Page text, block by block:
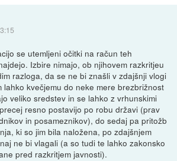
se utemljeni očitki na račun teh
Izbire nimajo, ob njihovem razkritjeu
razloga, da se ne bi znašli v zdajšnji vlogi
lahko kvečjemu do neke mere brezbrižnost
veliko sredstev in se lahko z vrhunskimi
resno postavijo po robu državi (prav
in posameznikov), do sedaj pa pritožb
ki so jim bila naložena, po zdajšnjem
ne bi vlagali (a so tudi te lahko zakonsko
pred razkritjem javnosti).